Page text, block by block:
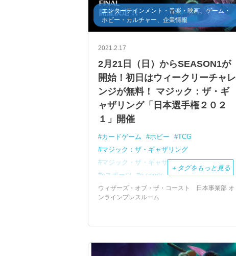
エンターテインメント・音楽・映画、ゲーム・
ホビー・カルチャー、企業情報
2021.2.17
2月21日（日）からSEASON1が
開始！初日はウィークリーチャレ
ンジが無料！ マジック：ザ・ギ
ャザリング「日本選手権２０２
１」開催
カードゲーム ホビー
TCG
マジック：ザ・ギャザリング
マジック・ザ・ギャザリング
カード
eスポーツ
e-sports 大会
＋ タグをもっと見る
ウィザーズ・オブ・ザ・コースト 日本事業部 オ
ンラインプレスルーム